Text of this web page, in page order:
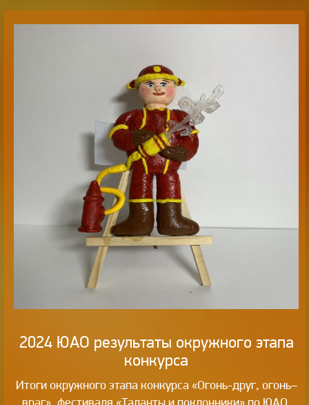
2024 ЮАО результаты окружного этапа
конкурса
Итоги окружного этапа конкурса «Огонь-друг, огонь–
враг», фестиваля «Таланты и поклонники» по ЮАО